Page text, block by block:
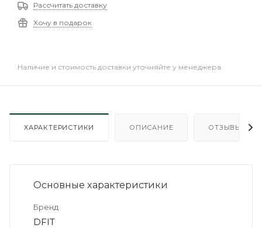
Рассчитать доставку
Хочу в подарок
Наличие и стоимость доставки уточняйте у менеджера.
ХАРАКТЕРИСТИКИ ОПИСАНИЕ ОТЗЫВЫ
Основные xарактеристики
Бренд
DFIT